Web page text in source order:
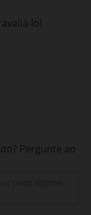
lo!
Pergunte ao